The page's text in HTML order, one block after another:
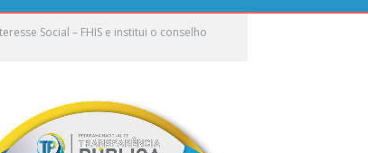
Social – FHIS e institui o conselho